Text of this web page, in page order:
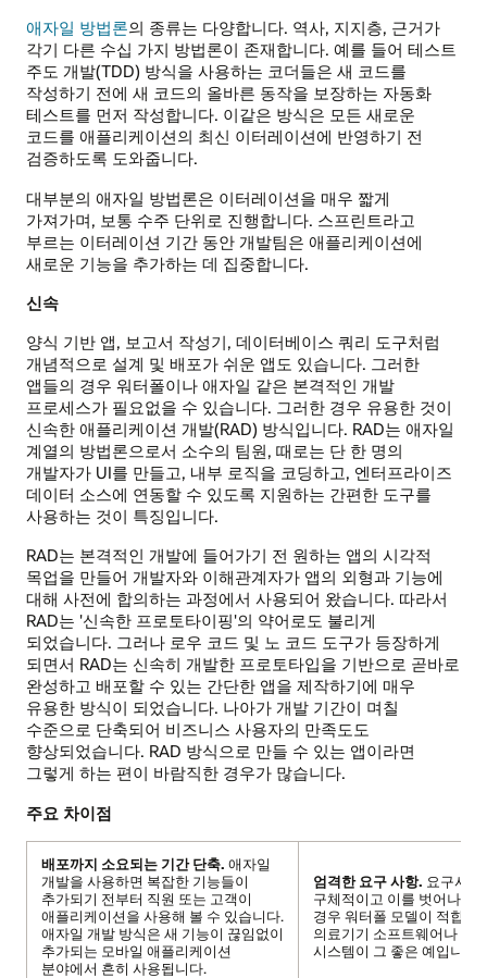
애자일 방법론의 종류는 다양합니다. 역사, 지지층, 근거가
각기 다른 수십 가지 방법론이 존재합니다. 예를 들어 테스트
주도 개발(TDD) 방식을 사용하는 코더들은 새 코드를
작성하기 전에 새 코드의 올바른 동작을 보장하는 자동화
테스트를 먼저 작성합니다. 이같은 방식은 모든 새로운
코드를 애플리케이션의 최신 이터레이션에 반영하기 전
검증하도록 도와줍니다.
대부분의 애자일 방법론은 이터레이션을 매우 짧게
가져가며, 보통 수주 단위로 진행합니다. 스프린트라고
부르는 이터레이션 기간 동안 개발팀은 애플리케이션에
새로운 기능을 추가하는 데 집중합니다.
신속
양식 기반 앱, 보고서 작성기, 데이터베이스 쿼리 도구처럼
개념적으로 설계 및 배포가 쉬운 앱도 있습니다. 그러한
앱들의 경우 워터폴이나 애자일 같은 본격적인 개발
프로세스가 필요없을 수 있습니다. 그러한 경우 유용한 것이
신속한 애플리케이션 개발(RAD) 방식입니다. RAD는 애자일
계열의 방법론으로서 소수의 팀원, 때로는 단 한 명의
개발자가 UI를 만들고, 내부 로직을 코딩하고, 엔터프라이즈
데이터 소스에 연동할 수 있도록 지원하는 간편한 도구를
사용하는 것이 특징입니다.
RAD는 본격적인 개발에 들어가기 전 원하는 앱의 시각적
목업을 만들어 개발자와 이해관계자가 앱의 외형과 기능에
대해 사전에 합의하는 과정에서 사용되어 왔습니다. 따라서
RAD는 '신속한 프로토타이핑'의 약어로도 불리게
되었습니다. 그러나 로우 코드 및 노 코드 도구가 등장하게
되면서 RAD는 신속히 개발한 프로토타입을 기반으로 곧바로
완성하고 배포할 수 있는 간단한 앱을 제작하기에 매우
유용한 방식이 되었습니다. 나아가 개발 기간이 며칠
수준으로 단축되어 비즈니스 사용자의 만족도도
향상되었습니다. RAD 방식으로 만들 수 있는 앱이라면
그렇게 하는 편이 바람직한 경우가 많습니다.
주요 차이점
배포까지 소요되는 기간 단축. 애자일
개발을 사용하면 복잡한 기능들이
추가되기 전부터 직원 또는 고객이
애플리케이션을 사용해 볼 수 있습니다.
애자일 개발 방식은 새 기능이 끊임없이
추가되는 모바일 애플리케이션
분야에서 흔히 사용됩니다.
엄격한 요구 사항. 요구사항
구체적이고 이를 벗어나면
경우 워터폴 모델이 적합합
의료기기 소프트웨어나 산
시스템이 그 좋은 예입니다.